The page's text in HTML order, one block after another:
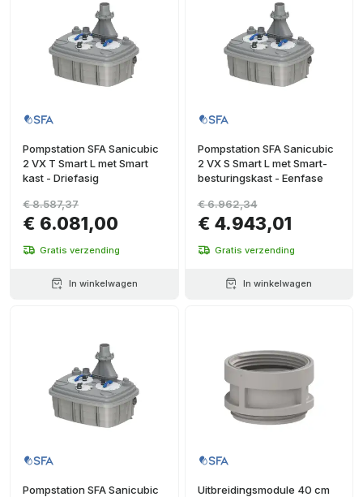
Pompstation SFA Sanicubic
2 VX T Smart L met Smart
kast - Driefasig
€ 6.081,00
€ 8.587,37
Gratis verzending
In winkelwagen
Pompstation SFA Sanicubic
2 VX S Smart L met Smart-
besturingskast - Eenfase
€ 4.943,01
€ 6.962,34
Gratis verzending
In winkelwagen
Pompstation SFA Sanicubic
Uitbreidingsmodule 40 cm